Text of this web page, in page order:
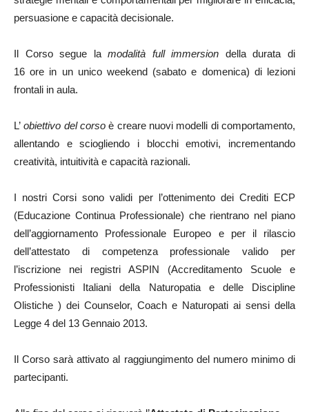
persuasione e capacità decisionale.
Il Corso segue lamodalità full immersion della durata di
16 ore in un unico weekend (sabato e domenica) di lezioni
frontali in aula.
L’ obiettivo del corso è creare nuovi modelli di comportamento,
allentando e sciogliendo i blocchi emotivi, incrementando
creatività, intuitività e capacità razionali.
I nostri Corsi sono validi per l’ottenimento dei Crediti ECP
(Educazione Continua Professionale) che rientrano nel piano
dell’aggiornamento Professionale Europeo e per il rilascio
dell’attestato di competenza professionale valido per
l’iscrizione nei registri ASPIN (Accreditamento Scuole e
Professionisti Italiani della Naturopatia e delle Discipline
Olistiche ) dei Counselor, Coach e Naturopati ai sensi della
Legge 4 del 13 Gennaio 2013.
Il Corso sarà attivato al raggiungimento del numero minimo di
partecipanti.